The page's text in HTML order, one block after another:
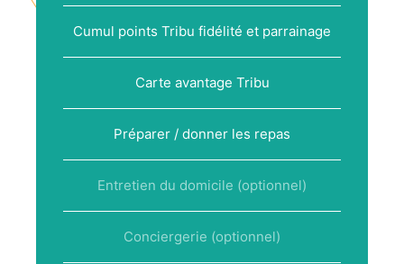
Cumul points Tribu fidélité et parrainage
Carte avantage Tribu
Préparer / donner les repas
Entretien du domicile (optionnel)
Conciergerie (optionnel)